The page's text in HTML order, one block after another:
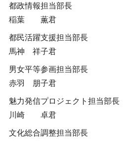
都政情報担当部長
稲葉 薫君
都民活躍支援担当部長
馬神 祥子君
男女平等参画担当部長
赤羽 朋子君
魅力発信プロジェクト担当部長
川崎 卓君
文化総合調整担当部長